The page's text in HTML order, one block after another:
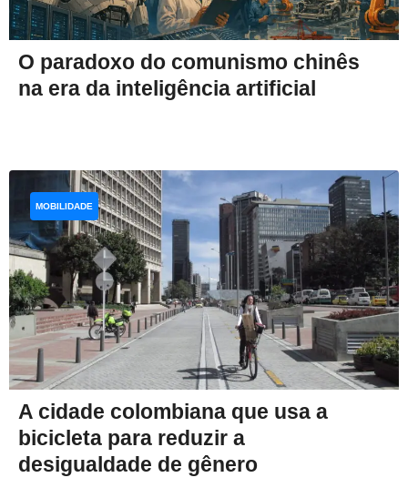
O paradoxo do comunismo chinês
na era da inteligência artificial
A cidade colombiana que usa a
bicicleta para reduzir a
desigualdade de gênero
MOBILIDADE